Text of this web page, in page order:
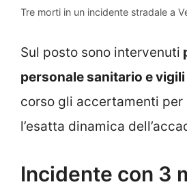
Tre morti in un incidente stradale a
Sul posto sono intervenuti
personale sanitario e
corso gli accertamenti per
l’esatta dinamica
Incidente con 3